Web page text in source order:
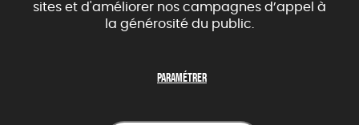
sites et d'améliorer nos campagnes d’appel à
la générosité du public.
Paramétrer